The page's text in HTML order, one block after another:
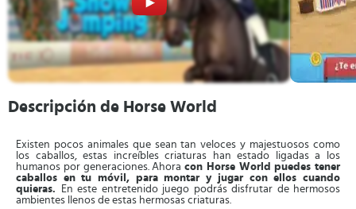
Descripción de Horse World
Existen pocos animales que sean tan veloces y majestuosos como
los caballos, estas increíbles criaturas han estado ligadas a los
humanos por generaciones. Ahora con Horse World puedes tener
caballos en tu móvil, para montar y jugar con ellos cuando
quieras.
En este entretenido juego podrás disfrutar de hermosos
ambientes llenos de estas hermosas criaturas.